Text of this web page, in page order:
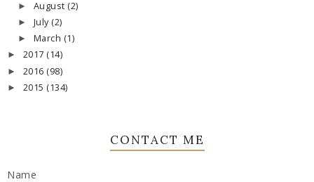
► August (2)
► July (2)
► March (1)
► 2017 (14)
► 2016 (98)
► 2015 (134)
CONTACT ME
Name